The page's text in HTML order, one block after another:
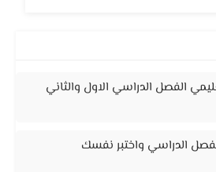
الفصل الدراسي الاول والثاني
الفصل الدراسي واختبر نفسك